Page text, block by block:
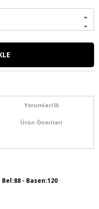
Yorumlar(0)
Ürün Önerileri
- Basen:120